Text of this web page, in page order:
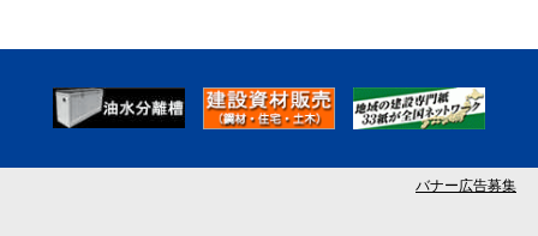
バナー広告募集